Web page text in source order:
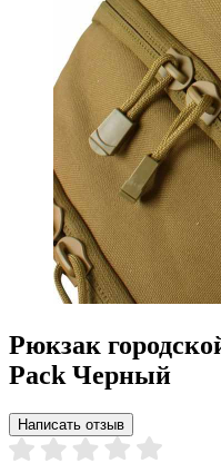
Рюкзак
Pack Черный
Написать отзыв